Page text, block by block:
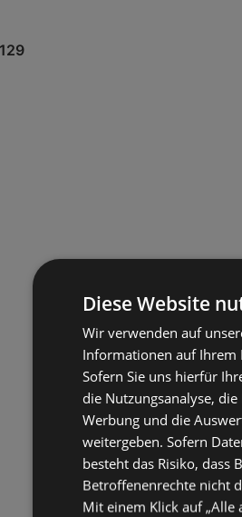
Diese Website
Wir verwenden auf
Informationen auf Ihrem
Sofern Sie uns hierfür
die Nutzungsanalyse,
Werbung und die
weitergeben. Sofern
besteht das Risiko, dass
Betroffenenrechte nicht
Mit einem Klick auf „Alle